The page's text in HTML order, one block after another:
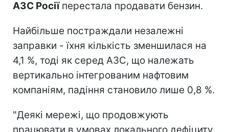
АЗС Росіїперестала продавати бензин.
Найбільше постраждали незалежні
заправки - їхня кількість зменшилася на
4,1 %, тоді як серед АЗС, що належать
вертикально інтегрованим нафтовим
компаніям, падіння становило лише 0,8 %.
"Деякі мережі, що продовжують
працювати в умовах локального дефіциту